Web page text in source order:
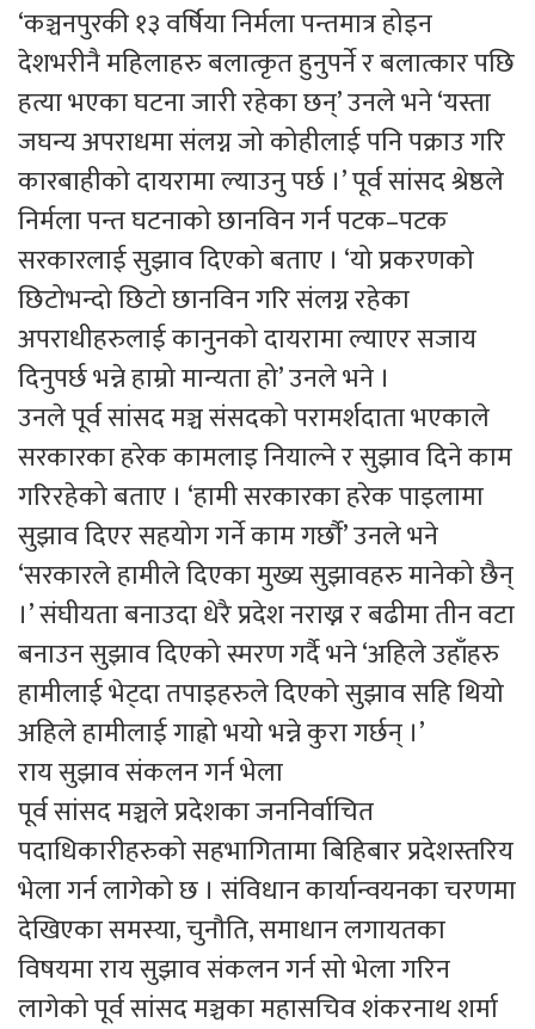
‘कञ्चनपुरकी १३ वर्षिया निर्मला पन्तमात्र होइन
देशभरीनै महिलाहरु बलात्कृत हुनुपर्ने र बलात्कार पछि
हत्या भएका घटना जारी रहेका छन्’ उनले भने ‘यस्ता
जघन्य अपराधमा संलग्न जो कोहीलाई पनि पक्राउ गरि
कारबाहीको दायरामा ल्याउनु पर्छ ।’ पूर्व सांसद श्रेष्ठले
निर्मला पन्त घटनाको छानविन गर्न पटक–पटक
सरकारलाई सुझाव दिएको बताए । ‘यो प्रकरणको
छिटोभन्दो छिटो छानविन गरि संलग्न रहेका
अपराधीहरुलाई कानुनको दायरामा ल्याएर सजाय
दिनुपर्छ भन्ने हाम्रो मान्यता हो’ उनले भने ।
उनले पूर्व सांसद मञ्च संसदको परामर्शदाता भएकाले
सरकारका हरेक कामलाइ नियाल्ने र सुझाव दिने काम
गरिरहेको बताए । ‘हामी सरकारका हरेक पाइलामा
सुझाव दिएर सहयोग गर्ने काम गर्छौ’ उनले भने
‘सरकारले हामीले दिएका मुख्य सुझावहरु मानेको छैन्
।’ संघीयता बनाउदा धेरै प्रदेश नराख्न र बढीमा तीन वटा
बनाउन सुझाव दिएको स्मरण गर्दै भने ‘अहिले उहाँहरु
हामीलाई भेट्दा तपाइहरुले दिएको सुझाव सहि थियो
अहिले हामीलाई गाह्रो भयो भन्ने कुरा गर्छन् ।’
राय सुझाव संकलन गर्न भेला
पूर्व सांसद मञ्चले प्रदेशका जननिर्वाचित
पदाधिकारीहरुको सहभागितामा बिहिबार प्रदेशस्तरिय
भेला गर्न लागेको छ । संविधान कार्यान्वयनका चरणमा
देखिएका समस्या, चुनौति, समाधान लगायतका
विषयमा राय सुझाव संकलन गर्न सो भेला गरिन
लागेको पूर्व सांसद मञ्चका महासचिव शंकरनाथ शर्मा